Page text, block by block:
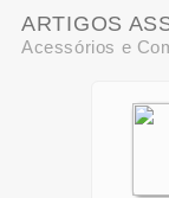
ARTIGOS
Acessórios e